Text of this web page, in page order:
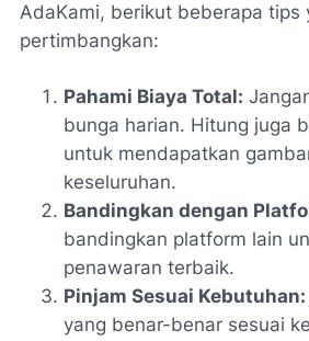
AdaKami, berikut beberapa tips
pertimbangkan:
Pahami Biaya Total:
bunga harian. Hitung juga
untuk mendapatkan
keseluruhan.
Bandingkan dengan
bandingkan platform lain
penawaran terbaik.
Pinjam Sesuai Kebutuhan:
yang benar-benar sesuai